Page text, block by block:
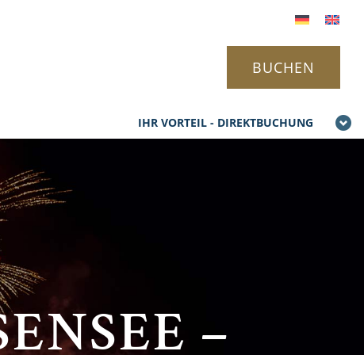
IHR VORTEIL - DIREKTBUCHUNG
BUCHEN
–